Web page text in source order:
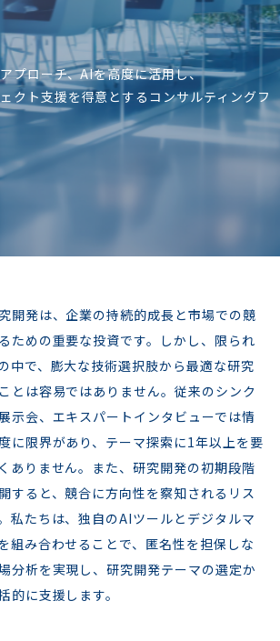
プローチ、AIを高度に活用し、
クト支援を得意とするコンサルティングフ
開発は、企業の持続的成長と市場での競
ための重要な投資です。しかし、限られ
中で、膨大な技術選択肢から最適な研究
とは容易ではありません。従来のシンク
示会、エキスパートインタビューでは情
に限界があり、テーマ探索に1年以上を要
ありません。また、研究開発の初期段階
すると、競合に方向性を察知されるリス
私たちは、独自のAIツールとデジタルマ
組み合わせることで、匿名性を担保しな
分析を実現し、研究開発テーマの選定か
的に支援します。